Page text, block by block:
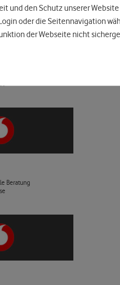
Beratung
und den Schutz unserer Website
oder die Seitennavigation
der Webseite nicht